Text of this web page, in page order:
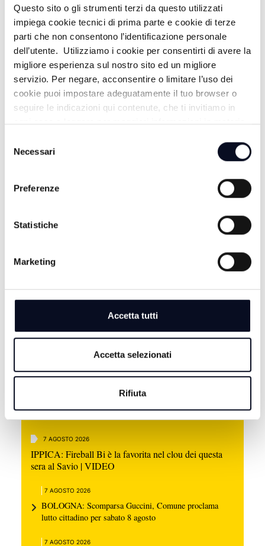
Questo sito o gli strumenti terzi da questo utilizzati
impiega cookie tecnici di prima parte e cookie di terze
parti che non consentono l’identificazione personale
dell’utente. Utilizziamo i cookie per consentirti di avere la
migliore esperienza sul nostro sito ed un migliore
servizio. Per negare, acconsentire o limitare l’uso dei
cookie puoi impostare adeguatamente il tuo browser o
seguire le indicazioni qui contenute, che ti invitiamo in
ogni caso a leggere per maggiori informazioni in materia
delNecessari
Preferenze
Statistiche
Marketing
Accetta tutti
Accetta selezionati
Rifiuta
BALAMONDOTV - 09/07/2025
BALAMONDOTV - 02/07/2025
ALTRE NOTIZIE TUTTE LE NOTIZIE
7 AGOSTO 2026
IPPICA: Fireball Bi è la favorita nel clou dei questa
sera al Savio | VIDEO
7 AGOSTO 2026
BOLOGNA: Scomparsa Guccini, Comune proclama
lutto cittadino per sabato 8 agosto
7 AGOSTO 2026